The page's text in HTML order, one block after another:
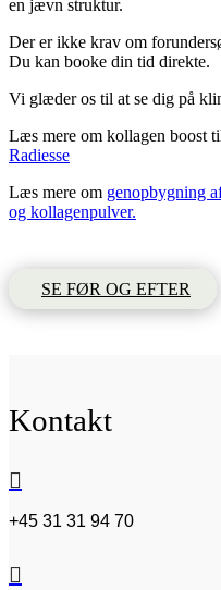
en jævn struktur.
Der er ikke krav om
Du kan booke din tid direkte.
Vi glæder os til at se dig på
Læs mere om kollagen boost
Radiesse
Læs mere om genopbygning
og kollagenpulver.
SE FØR OG EFTER
Kontakt

+45 31 31 94 70
